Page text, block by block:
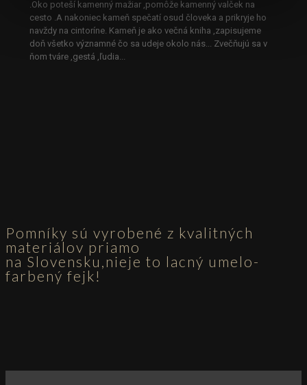
.Oko poteší kamenný mažiar ,pomôže kamenný valček na
cesto .A nakoniec kameň spečatí osud človeka a prikryje ho
navždy na cintoríne. Kameň je ako večná kniha ,zapisujeme
doň všetko významné čo sa udeje okolo nás... Zvečňujú sa v
ňom tváre ,gestá ,ľudia...
Pomníky sú vyrobené z kvalitných
materiálov priamo
na Slovensku,nieje to lacný umelo-
farbený fejk!